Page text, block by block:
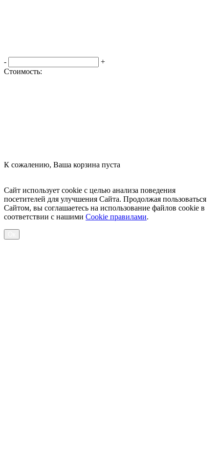
-
+
Стоимость:
К сожалению, Ваша корзина пуста
Сайт использует cookie с целью анализа поведения
посетителей для улучшения Сайта. Продолжая пользоваться
Сайтом, вы соглашаетесь на использование файлов cookie в
соответствии с нашими Cookiе правилами.